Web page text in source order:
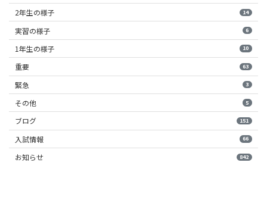
2年生の様子 14
実習の様子 6
1年生の様子 10
重要 63
緊急 3
その他 5
ブログ 151
入試情報 66
お知らせ 842